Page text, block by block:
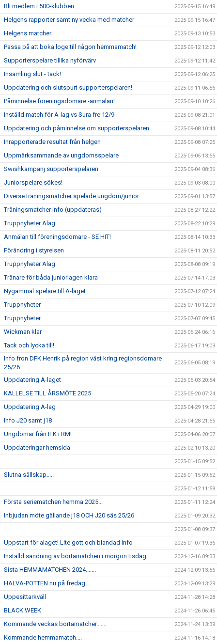
Bli medlem i 500-klubben 2025-09-15 16:49
Helgens rapporter samt ny vecka med matcher 2025-09-15 16:47
Helgens matcher 2025-09-13 10:53
Passa på att boka loge till någon hemmamatch! 2025-09-12 12:03
Supporterspelare tillika nyförvärv 2025-09-12 11:42
Insamling slut - tack! 2025-09-12 06:25
Uppdatering och slutspurt supporterspelaren! 2025-09-11 06:56
Påminnelse föreningsdomare -anmälan! 2025-09-10 10:26
Inställd match för A-lag vs Sura fre 12/9 2025-09-08 21:01
Uppdatering och påminnelse om supporterspelaren 2025-09-08 10:44
Inrapporterade resultat från helgen 2025-09-08 07:25
Uppmärksammande av ungdomsspelare 2025-09-05 13:55
Swishkampanj supporterspelaren 2025-09-04 08:36
Juniorspelare sökes! 2025-09-03 08:00
Diverse träningsmatcher spelade ungdom/junior 2025-09-01 13:57
Träningsmatcher info (uppdateras) 2025-08-27 12:22
Truppnyheter Alag 2025-08-22 10:29
Anmälan till föreningsdomare - SE HIT! 2025-08-14 10:33
Förändring i styrelsen 2025-08-11 20:52
Truppnyheter Alag 2025-08-08 09:19
Tränare för båda juniorlagen klara 2025-07-14 17:03
Nygammal spelare till A-laget 2025-07-12 07:24
Truppnyheter 2025-07-10 12:09
Truppnyheter 2025-07-07 09:45
Wickman klar 2025-06-24 06:16
Tack och lycka till! 2025-06-17 19:09
Info fron DFK Henrik på region väst kring regionsdomare
25/26
2025-06-05 08:19
Uppdatering A-laget 2025-06-03 20:54
KALLELSE TILL ÅRSMÖTE 2025 2025-05-20 07:24
Uppdatering A-lag 2025-04-29 19:00
Info J20 samt j18 2025-04-28 21:55
Ungdomar från IFK i RM! 2025-04-06 20:07
Uppdateringar hemsida 2025-02-10 13:20
2025-01-15 09:52
Slutna sällskap..... 2025-01-15 09:52
2025-01-12 11:58
Första seriematchen hemma 2025... 2025-01-11 12:24
Inbjudan möte gällande j18 OCH J20 säs 25/26 2025-01-09 20:32
2025-01-08 09:37
Uppstart för alaget! Lite gott och blandad info 2025-01-07 19:36
Inställd sändning av bortamatchen i morgon tisdag 2024-12-16 09:33
Sista HEMMAMATCHEN 2024....... 2024-12-09 13:56
HALVA-POTTEN nu på fredag.... 2024-12-09 13:29
Uppesittarkväll 2024-11-28 14:28
BLACK WEEK 2024-11-26 06:45
Kommande veckas bortamatcher....... 2024-11-24 13:39
Kommande hemmamatch.... 2024-11-16 14:18